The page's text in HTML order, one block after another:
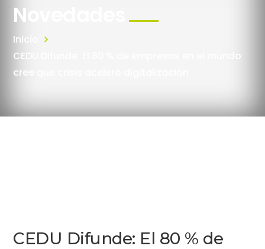
Novedades
Inicio
CEDU Difunde: El 80 % de empresas en el mundo
cree que crisis aceleró digitalización
CEDU Difunde: El 80 % de